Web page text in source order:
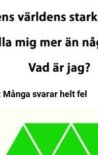
Många svarar helt fel